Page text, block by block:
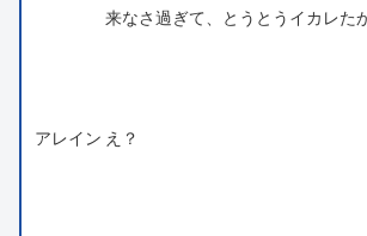
来なさ過ぎて、とうとうイカレた
アレイン え？